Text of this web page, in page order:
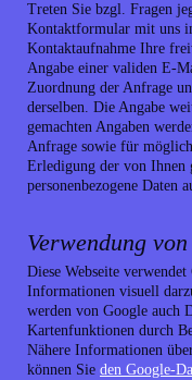
Treten Sie bzgl. Fragen
Kontaktformular mit uns
Kontaktaufnahme Ihre
Angabe einer validen E-
Zuordnung der Anfrage
derselben. Die Angabe
gemachten Angaben
Anfrage sowie für
Erledigung der von Ihnen
personenbezogene Daten
Verwendung
Diese Webseite
Informationen visuell
werden von Google auch
Kartenfunktionen durch
Nähere Informationen
können Sie den Google-